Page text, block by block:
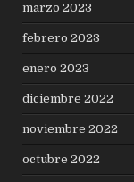
marzo 2023
febrero 2023
enero 2023
diciembre 2022
noviembre 2022
octubre 2022